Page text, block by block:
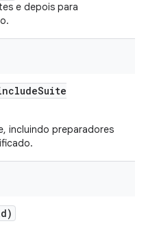
e depois para
Suite
incluindo preparadores